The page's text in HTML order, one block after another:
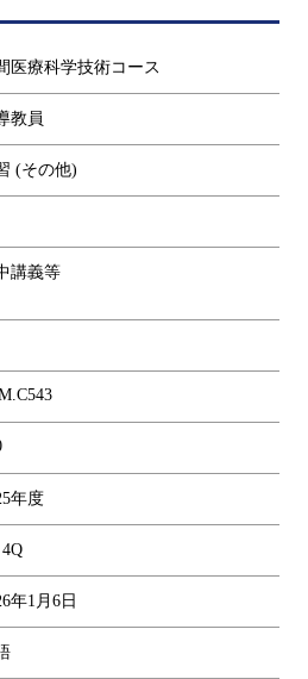
医療科学技術コース
教員
(その他)
講義等
年度
年1月6日